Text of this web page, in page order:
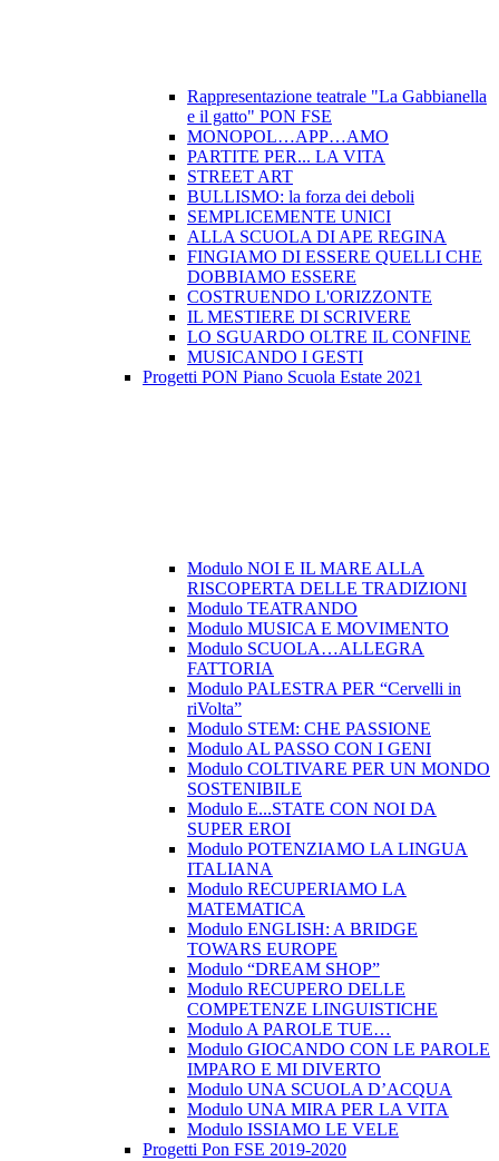
Rappresentazione teatrale "La Gabbianella
e il gatto" PON FSE
MONOPOL…APP…AMO
PARTITE PER... LA VITA
STREET ART
BULLISMO: la forza dei deboli
SEMPLICEMENTE UNICI
ALLA SCUOLA DI APE REGINA
FINGIAMO DI ESSERE QUELLI CHE
DOBBIAMO ESSERE
COSTRUENDO L'ORIZZONTE
IL MESTIERE DI SCRIVERE
LO SGUARDO OLTRE IL CONFINE
MUSICANDO I GESTI
Progetti PON Piano Scuola Estate 2021
Modulo NOI E IL MARE ALLA
RISCOPERTA DELLE TRADIZIONI
Modulo TEATRANDO
Modulo MUSICA E MOVIMENTO
Modulo SCUOLA…ALLEGRA
FATTORIA
Modulo PALESTRA PER “Cervelli in
riVolta”
Modulo STEM: CHE PASSIONE
Modulo AL PASSO CON I GENI
Modulo COLTIVARE PER UN MONDO
SOSTENIBILE
Modulo E...STATE CON NOI DA
SUPER EROI
Modulo POTENZIAMO LA LINGUA
ITALIANA
Modulo RECUPERIAMO LA
MATEMATICA
Modulo ENGLISH: A BRIDGE
TOWARS EUROPE
Modulo “DREAM SHOP”
Modulo RECUPERO DELLE
COMPETENZE LINGUISTICHE
Modulo A PAROLE TUE…
Modulo GIOCANDO CON LE PAROLE
IMPARO E MI DIVERTO
Modulo UNA SCUOLA D’ACQUA
Modulo UNA MIRA PER LA VITA
Modulo ISSIAMO LE VELE
Progetti Pon FSE 2019-2020